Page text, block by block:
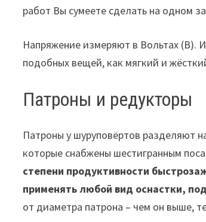
работ Вы сумеете сделать на одном
Напряжение измеряют в Вольтах (В).
подобных вещей, как мягкий и
Патроны и редукторы
Патроны у шуруповёртов разделяют
которые снабжены шестигранным
степени продуктивности
применять любой вид оснастки,
от диаметра патрона – чем он выше,